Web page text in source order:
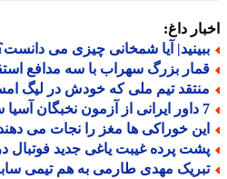
داغ:
آیا شمخانی چیزی می دانست؟
بزرگ سهراب با سه مدافع
تیم ملی که خودش در لیگ امسال
خوراکی ها مغز را نجات می دهند
پرده غیبت یاغی جدید فوتبال در
مهدی طارمی به هم تیمی سابق